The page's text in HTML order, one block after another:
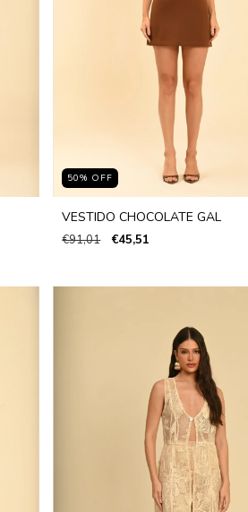
50% OFF
VESTIDO CHOCOLATE GAL
€91,01 €45,51